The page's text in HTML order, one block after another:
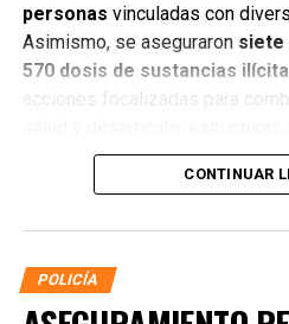
personas vinculadas con
Asimismo, se aseguraron siete
570 dosis de sustancias
acciones focalizadas para
distintos municipios.
CONTINUAR
POLICÍA